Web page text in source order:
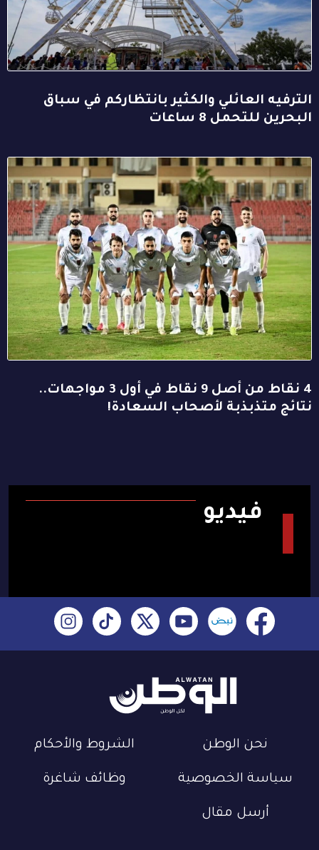
الترفيه العائلي والكثير بانتظاركم في سباق
البحرين للتحمل 8 ساعات
4 نقاط من أصل 9 نقاط في أول 3 مواجهات..
نتائج متذبذبة لأصحاب السعادة!
فيديو
نحن الوطن الشروط والأحكام
سياسة الخصوصية وظائف شاغرة
أرسل مقال